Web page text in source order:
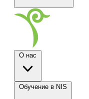
О нас
Обучение в NIS